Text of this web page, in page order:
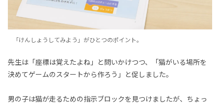
「けんしょうしてみよう」がひとつのポイント。
先生は「座標は覚えたよね」と問いかけつつ、「猫がいる場所を
決めてゲームのスタートから作ろう」と促しました。
男の子は猫が走るための指示ブロックを見つけましたが、ちょっ